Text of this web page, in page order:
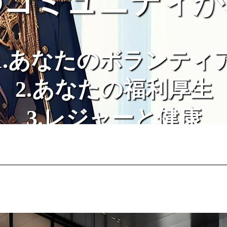
あなたのボランティ
2.あなたの福利厚生
3.レジャーと健康